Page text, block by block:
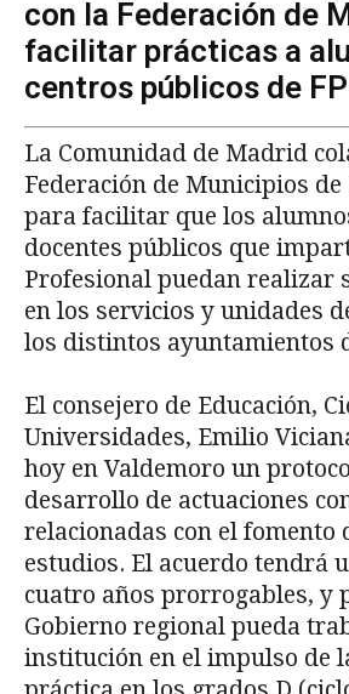
con la Federación de
facilitar prácticas a
centros públicos de FP
La Comunidad de Madrid
Federación de Municipios
para facilitar que los
docentes públicos que
Profesional puedan realizar
en los servicios y unidades
los distintos ayuntamientos
El consejero de Educación,
Universidades, Emilio
hoy en Valdemoro un
desarrollo de actuaciones
relacionadas con el fomento
estudios. El acuerdo tendrá
cuatro años prorrogables, y
Gobierno regional pueda
institución en el impulso de